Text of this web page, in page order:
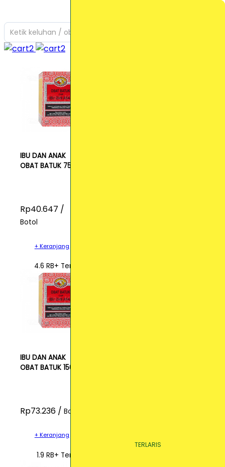
Ketik keluhan / obat yang Anda cari
TERLARIS
IBU DAN ANAK
OBAT BATUK 75ML
Rp40.647 /
Botol
+ Keranjang
4.6 RB+ Terjual
TERLARIS
IBU DAN ANAK
OBAT BATUK 150ML
Rp73.236 / Botol
+ Keranjang
1.9 RB+ Terjual
TERLARIS